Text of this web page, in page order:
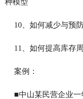
种模型
10、如何减少与预
11、如何提高库存
案例：
■中山某民营企业一